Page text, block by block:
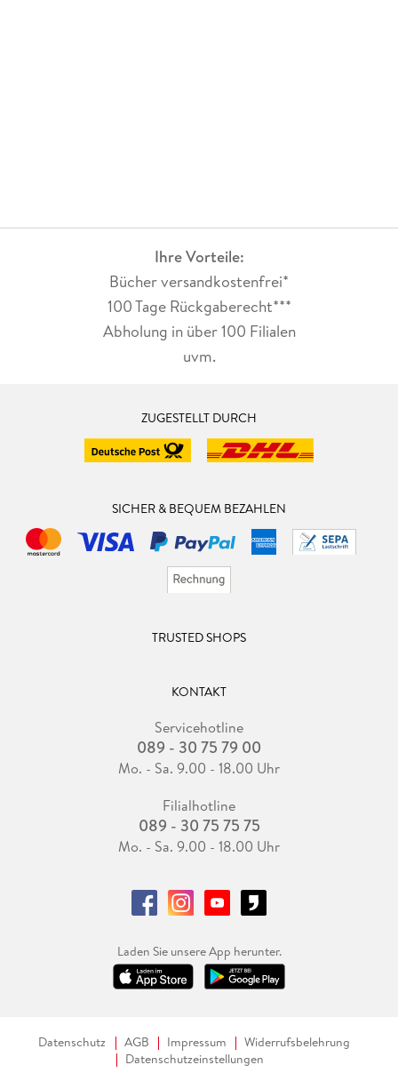
Ihre Vorteile:
Bücher versandkostenfrei*
100 Tage Rückgaberecht***
Abholung in über 100 Filialen
uvm.
ZUGESTELLT DURCH
SICHER & BEQUEM BEZAHLEN
TRUSTED SHOPS
KONTAKT
Servicehotline
089 - 30 75 79 00
Mo. - Sa. 9.00 - 18.00 Uhr
Filialhotline
089 - 30 75 75 75
Mo. - Sa. 9.00 - 18.00 Uhr
Laden Sie unsere App herunter.
Datenschutz AGB Impressum
Widerrufsbelehrung
Datenschutzeinstellungen